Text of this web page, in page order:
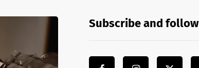
Subscribe and follow